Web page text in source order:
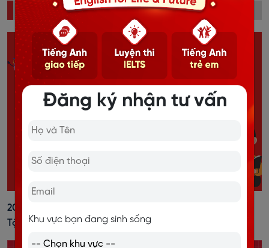
ĐỌC NHIỀU
20+ Cách Đánh Trọng Âm Tiếng Anh Dễ Nhớ, Kèm Bài
Tập Vận Dụng
Đăng ký nhận tư vấn
Khu vực bạn đang sinh sống